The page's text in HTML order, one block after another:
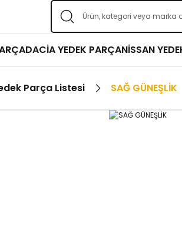
DACİA YEDEK PARÇANİSSAN
Parça Listesi SAĞ GÜNEŞLİK